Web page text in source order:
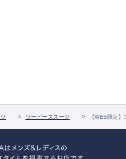
ツーピーススーツ 【WEB限定